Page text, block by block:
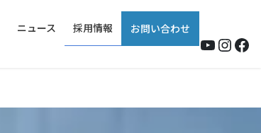
ニュース 採用情報 お問い合わせ